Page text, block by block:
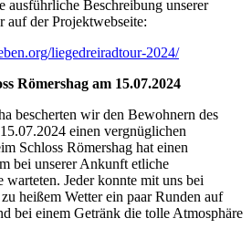
ausführliche Beschreibung unserer
auf der Projektwebseite:
liegedreiradtour-2024/
Römershag am 15.07.2024
bescherten wir den Bewohnern des
einen vergnüglichen
Schloss Römershag hat einen
bei unserer Ankunft etliche
warteten. Jeder konnte mit uns bei
heißem Wetter ein paar Runden auf
bei einem Getränk die tolle Atmosphäre